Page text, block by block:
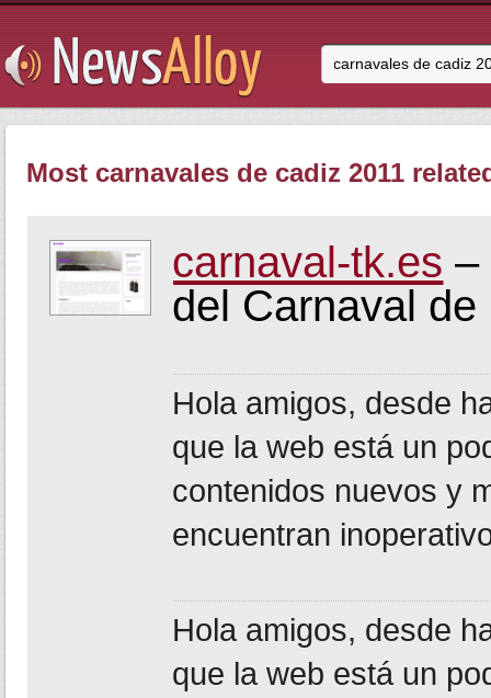
Most carnavales de cadiz 2011
carnaval-tk.es –
del Carnaval de
Hola amigos, desde
que la web está un
contenidos nuevos y
encuentran
Hola amigos, desde
que la web está un